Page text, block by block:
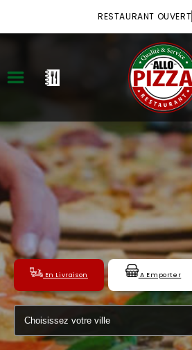
RESTAURANT OUVERT
ACCUEIL
LA CARTE
VOTRE COMPTE
NOTRE RESTAURANT
VOS AVIS
MENTIONS LÉGALES
C.G.V
En Livraison A Emporter